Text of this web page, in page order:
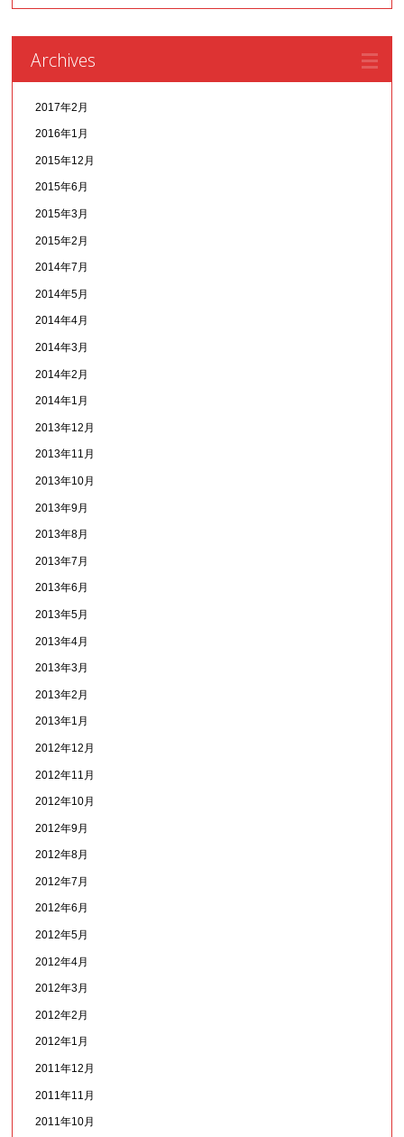
Archives
2017年2月
2016年1月
2015年12月
2015年6月
2015年3月
2015年2月
2014年7月
2014年5月
2014年4月
2014年3月
2014年2月
2014年1月
2013年12月
2013年11月
2013年10月
2013年9月
2013年8月
2013年7月
2013年6月
2013年5月
2013年4月
2013年3月
2013年2月
2013年1月
2012年12月
2012年11月
2012年10月
2012年9月
2012年8月
2012年7月
2012年6月
2012年5月
2012年4月
2012年3月
2012年2月
2012年1月
2011年12月
2011年11月
2011年10月